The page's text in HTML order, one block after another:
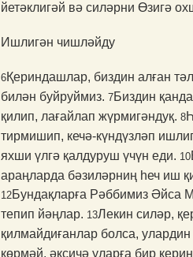
йетәклигәй вә силәрни Өзигә
Ишлигән чишләйду
6Қериндашлар, биздин алған
билән буйруймиз. 7Биздин
қилип, лағайлап жүрмигәндуқ. 8
тирмишип, кечә-күндүзләп
яхши үлгә қалдуруш үчүн еди. 10
араңларда бәзиләрниң һеч иш
12Бундақларға Рәббимиз Әйса
тепип йәңлар. 13Лекин силәр,
қилмайдиғанлар болса,
көрмәй, әксичә уларға бир